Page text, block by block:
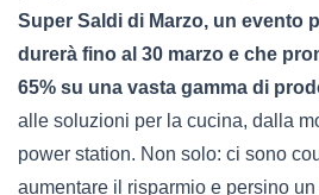
Super Saldi di Marzo, un evento
durerà fino al 30 marzo e che
65% su una vasta gamma di
alle soluzioni per la cucina, dalla
power station. Non solo: ci sono
aumentare il risparmio e persino un